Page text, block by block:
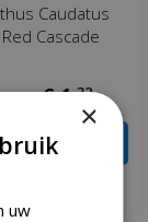
Caudatus
Cascade
€1,32
×
uw